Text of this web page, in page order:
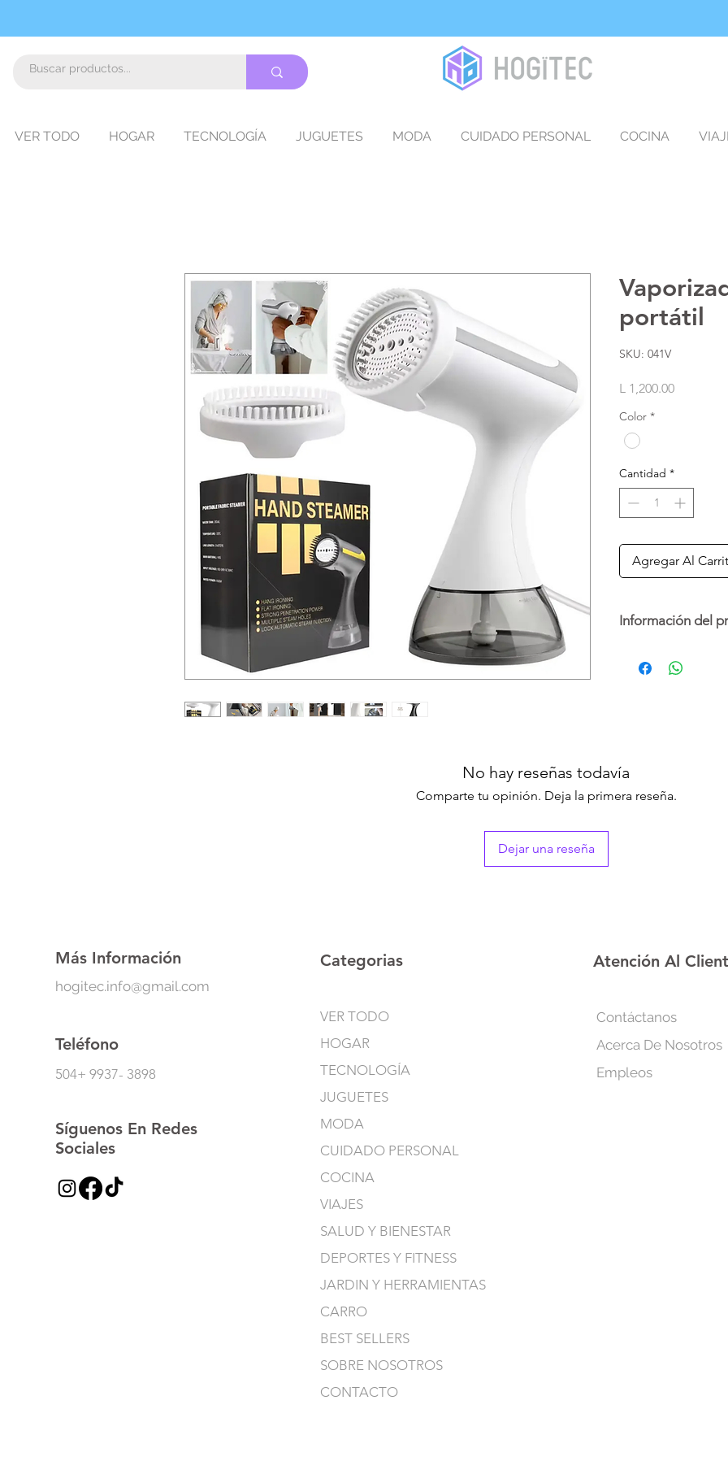
VER TODO HOGAR TECNOLOGÍA JUGUETES MODA CUIDADO PERSONAL COCINA
portátil
SKU: 041V
L 1,200.00Precio
Color *
Cantidad *
Agregar Al
Información del
prendas en solo 20
No hay reseñas todavía
Comparte tu opinión. Deja la primera reseña.
Dejar una reseña
Más Información
hogitec.info@gmail.com
Teléfono
504+ 9937- 3898
Síguenos En Redes
Sociales
Categorias
VER TODO
HOGAR
TECNOLOGÍA
JUGUETES
MODA
CUIDADO PERSONAL
COCINA
VIAJES
SALUD Y BIENESTAR
DEPORTES Y FITNESS
JARDIN Y HERRAMIENTAS
CARRO
BEST SELLERS
SOBRE NOSOTROS
CONTACTO
Atención Al
Contáctanos
Acerca De Nosotros
Empleos